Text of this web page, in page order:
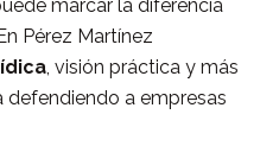
marcar la diferencia
Pérez Martínez
, visión práctica y más
a empresas